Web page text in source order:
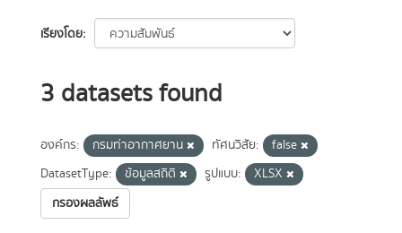
เรียงโดย
3 datasets found
องค์กร: กรมท่าอากาศยาน ทัศนวิสัย:
false
DatasetType:
ข้อมูลสถิติ รูปแบบ:
XLSX
กรองผลลัพธ์